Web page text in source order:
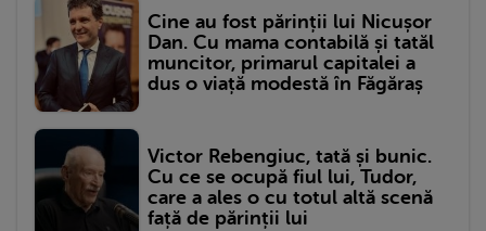
Cine au fost părinții lui Nicușor
Dan. Cu mama contabilă și tatăl
muncitor, primarul capitalei a
dus o viață modestă în Făgăraș
Victor Rebengiuc, tată și bunic.
Cu ce se ocupă fiul lui, Tudor,
care a ales o cu totul altă scenă
față de părinții lui